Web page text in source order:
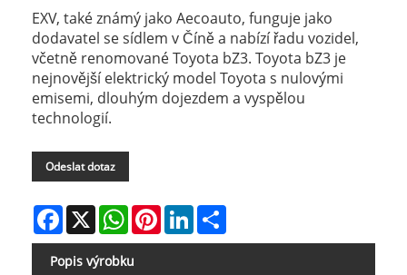
EXV, také známý jako Aecoauto, funguje jako
dodavatel se sídlem v Číně a nabízí řadu vozidel,
včetně renomované Toyota bZ3. Toyota bZ3 je
nejnovější elektrický model Toyota s nulovými
emisemi, dlouhým dojezdem a vyspělou
technologií.
Odeslat dotaz
Facebook
X WhatsAppPinterestLinkedIn
Popis výrobku